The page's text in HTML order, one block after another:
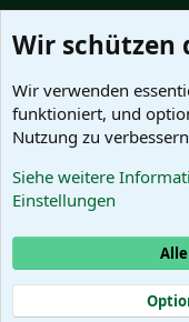
Wir schützen
Wir verwenden
funktioniert, und
Nutzung zu
Siehe weitere
Einstellungen